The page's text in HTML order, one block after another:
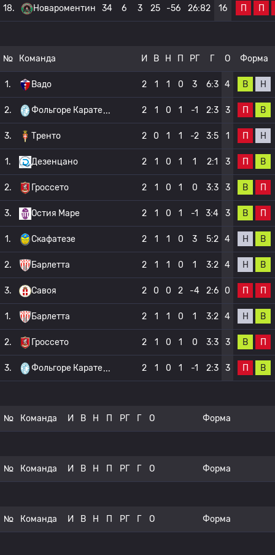
18. Новароментин 34 6 3 25 -56 26:82 16 П П
№ Команда И В Н П РГ Г О Форма
1. Вадо 2 1 1 0 3 6:3 4 В Н
2. Фольгоре Карате 2 1 0 1 -1 2:3 3 П В
3. Тренто 2 0 1 1 -2 3:5 1 П Н
1. Дезенцано 2 1 0 1 1 2:1 3 П В
2. Гроссето 2 1 0 1 0 3:3 3 В П
3. Остия Маре 2 1 0 1 -1 3:4 3 В П
1. Скафатезе 2 1 1 0 3 5:2 4 Н В
2. Барлетта 2 1 1 0 1 3:2 4 Н В
3. Савоя 2 0 0 2 -4 2:6 0 П П
1. Барлетта 2 1 1 0 1 3:2 4 Н В
2. Гроссето 2 1 0 1 0 3:3 3 В П
3. Фольгоре Карате 2 1 0 1 -1 2:3 3 П В
№ Команда И В Н П РГ Г О Форма
№ Команда И В Н П РГ Г О Форма
№ Команда И В Н П РГ Г О Форма